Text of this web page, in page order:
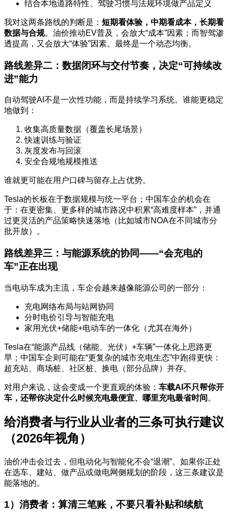
结合本地道路特性、驾驶习惯与法规环境做产品定义
我对这两条路线的判断是： 短期看体验，中期看成本，长期看
数据与合规。油价推动EV普及，会放大“成本”因素；而智驾渗
透提高，又会放大“体验”因素。最终是一个动态均衡。
路线差异二：数据闭环与交付节奏，决定“可持续改
进”能力
自动驾驶AI不是一次性功能，而是持续学习系统。谁能更稳定
地做到：
收集高质量数据（覆盖长尾场景）
快速训练与验证
灰度发布与回滚
安全合规地规模推送
谁就更可能在用户口碑与留存上占优势。
Tesla的长板在于数据规模与统一平台；中国车企的机会在
于：在更密集、更多样的城市路况中积累“高难度样本”，并通
过更灵活的产品策略快速落地（比如城市NOA在不同城市分
批开放）。
路线差异三：与能源系统的协同——“会充电的
车”正在出现
当电动车成为主流，车企会越来越像能源公司的一部分：
充电网络布局与站网协同
分时电价引导与智能充电
家用光伏+储能+电动车的一体化（尤其在海外）
Tesla在“能源产品线（储能、光伏）+车辆”一体化上思路更
早；中国车企则可能在“更复杂的城市充电生态”中跑得更快：
超充站、商场桩、社区桩、换电（部分品牌）并存。
对用户来说，这会变成一个更直观的体验： 车载AI不只帮你开
车，还帮你决定什么时候充电最便宜、哪里充电最省时间 。
给消费者与行业从业者的三条可执行建议
（2026年视角）
油价冲击会过去，但电动化与智能化不会“退潮”。如果你正处
在选车、建站、做产品或做电网侧规划的阶段，这三条建议是
能落地的。
1）消费者：算清三笔账，不要只看补贴和续航